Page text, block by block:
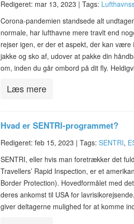
Redigeret: mar 13, 2023 | Tags:
Corona-pandemien standsede alt
normale, har lufthavne mere travlt end
rejser igen, er der et aspekt, der kan
jakke og sko af, udover at pakke din
om, inden du går ombord på dit fly.
Læs mere
Hvad er SENTRI-programmet?
Redigeret: feb 15, 2023 | Tags: SENTRI,
SENTRI, eller hvis man foretrækker det
Travellers’ Rapid Inspection, er et
Border Protection). Hovedformålet med
deres ankomst til USA for
giver deltagerne mulighed for at komme